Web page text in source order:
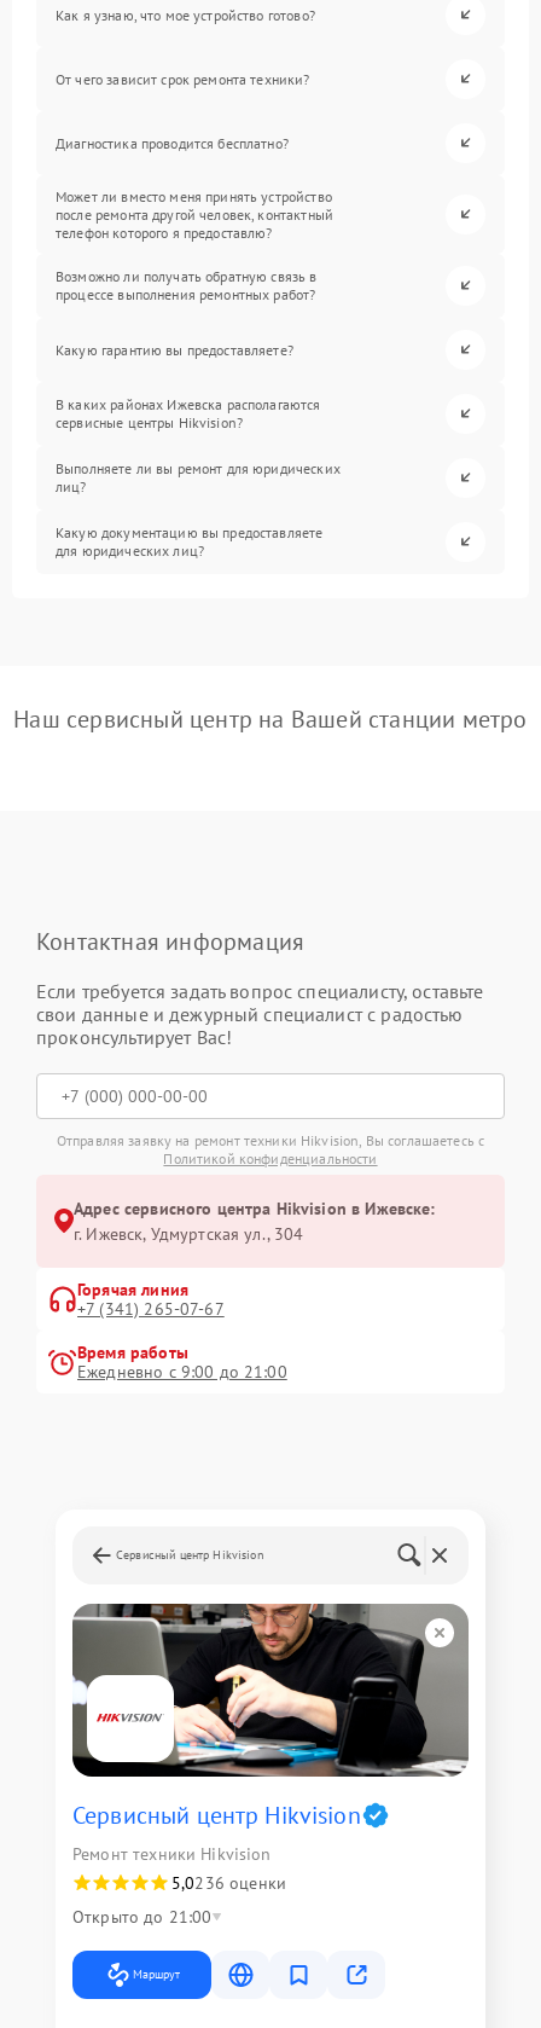
Как я узнаю, что мое устройство готово?
От чего зависит срок ремонта техники?
Диагностика проводится бесплатно?
Может ли вместо меня принять устройство
после ремонта другой человек, контактный
телефон которого я предоставлю?
Возможно ли получать обратную связь в
процессе выполнения ремонтных работ?
Какую гарантию вы предоставляете?
В каких районах Ижевска располагаются
сервисные центры Hikvision?
Выполняете ли вы ремонт для юридических
лиц?
Какую документацию вы предоставляете
для юридических лиц?
Наш сервисный центр на Вашей станции метро
Контактная информация
Если требуется задать вопрос специалисту, оставьте
свои данные и дежурный специалист с радостью
проконсультирует Вас!
Отправляя заявку на ремонт техники Hikvision, Вы соглашаетесь с
Политикой конфиденциальности
Адрес сервисного центра Hikvision в Ижевске:
г. Ижевск, Удмуртская ул., 304
Горячая линия
+7 (341) 265-07-67
Время работы
Ежедневно с 9:00 до 21:00
Сервисный центр Hikvision
Сервисный центр Hikvision
Ремонт техники Hikvision
5,0236 оценки
Открыто до 21:00
Маршрут